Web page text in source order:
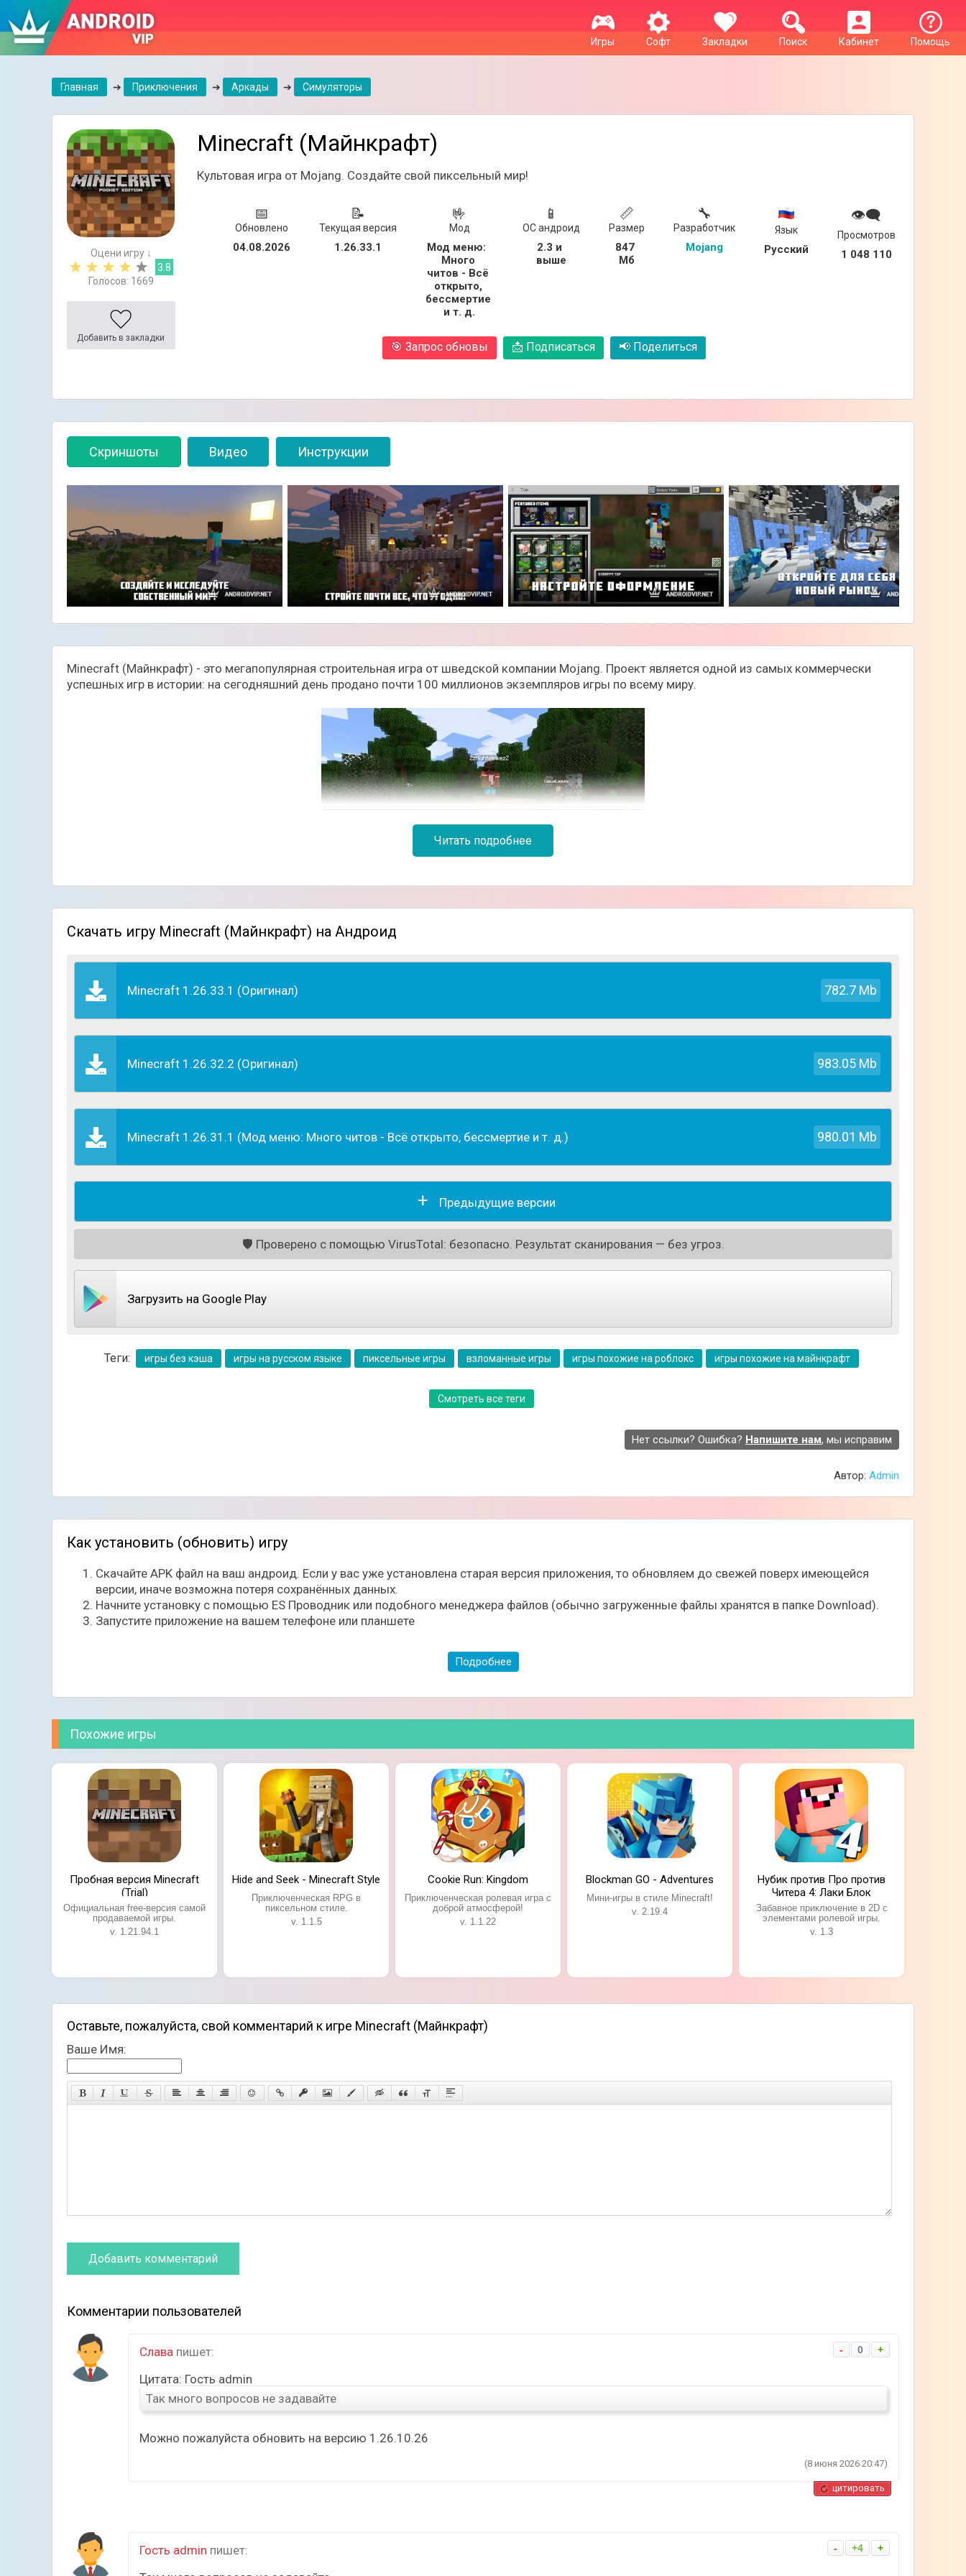
Помощь
Кабинет
Поиск
Закладки
Софт
Игры
Главная ➔ Приключения ➔ Аркады ➔ Симуляторы
Оцени игру ↓
3.8
Голосов: 1669
Добавить в закладки
Minecraft (Майнкрафт)
Культовая игра от Mojang. Создайте свой пиксельный мир!
📅
Обновлено
04.08.2026
📝
Текущая версия
1.26.33.1
🤟
Мод
Мод меню:
Много
читов - Всё
открыто,
бессмертие
и т. д.
📱
ОС андроид
2.3 и
выше
📏
Размер
847
Мб
🔧
Разработчик
Mojang
Язык
Русский
👁‍🗨
Просмотров
1 048 110
🎯 Запрос обновы 📩 Подписаться 📢 Поделиться
Скриншоты Видео Инструкции
👈 👉
Minecraft (Майнкрафт) - это мегапопулярная строительная игра от шведской компании Mojang. Проект является одной из самых коммерчески
успешных игр в истории: на сегодняшний день продано почти 100 миллионов экземпляров игры по всему миру.
Стиль игры называется не иначе, как sandbox («песочница»). В отличие от многих игр для планшетных ПК и сматрфонов, с выстроенными
сюжетно-линейными уровнями (что в какой-то мере лишает геймеров определенной свободы действий), детище Маркуса Перссона перенесет вас
сооружать замки, дома, магистрали, стадионы, мосты, города гигантских масштабов. Каждый блок выполняет свою функцию, имеет свои
свойства. Их можно использовать как в первоначальном виде, так и всячески видоизменять.
В игре представлено два режима – режим Выживания и Архитектора (Survival и Creative). Как в первом, так и во втором режиме основной задачей
геймеров является строительство. Однако в режиме Выживания, помимо основной задачи, необходимо научиться выживать в необитаемом мире:
навыка: крафт, охоту и добычу ресурсов. Режим Архитектора – простой и понятный. Здесь игроки имеют полную свободу действий. Для
постройки объектов, достаточно проявить фантазию, используя имеющийся инвентарь и материалы.
Управлять персонажем можно от первого и от третьего лица. После установки игры в Настройках игрок выбирает существующий мир или
полностью создает свой собственный, новый мир. Управление простое, интуитивное. Можно также играть в режиме мультиплеера через сеть Wi-
Ключевые особенности игры:
Невероятно большой открытый мир;
Игра с другими участниками со всей планеты на специальных серверах;
Читать подробнее
Скачать игру Minecraft (Майнкрафт) на Андроид
Minecraft 1.26.33.1 (Оригинал) 782.7 Mb
Minecraft 1.26.32.2 (Оригинал) 983.05 Mb
Minecraft 1.26.31.1 (Мод меню: Много читов - Всё открыто, бессмертие и т. д.) 980.01 Mb
Предыдущие версии
🛡️ Проверено с помощью VirusTotal: безопасно. Результат сканирования — без угроз.
Загрузить на Google Play
Теги: игры без кэша игры на русском языке пиксельные игры взломанные игры игры похожие на роблокс игры похожие на майнкрафт
Смотреть все теги
Нет ссылки? Ошибка? Напишите нам, мы исправим
Автор: Admin
Как установить (обновить) игру
Скачайте APK файл на ваш андроид. Если у вас уже установлена старая версия приложения, то обновляем до свежей поверх имеющейся
версии, иначе возможна потеря сохранённых данных.
Начните установку с помощью ES Проводник или подобного менеджера файлов (обычно загруженные файлы хранятся в папке Download).
Запустите приложение на вашем телефоне или планшете
Подробнее
Похожие игры
Пробная версия Minecraft
(Trial)
Официальная free-версия самой
продаваемой игры.
v. 1.21.94.1
Hide and Seek - Minecraft Style
Приключенческая RPG в
пиксельном стиле.
v. 1.1.5
Cookie Run: Kingdom
Приключенческая ролевая игра с
доброй атмосферой!
v. 1.1.22
Blockman GO - Adventures
Мини-игры в стиле Minecraft!
v. 2.19.4
Нубик против Про против
Читера 4: Лаки Блок
Забавное приключение в 2D с
элементами ролевой игры.
v. 1.3
Оставьте, пожалуйста, свой комментарий к игре Minecraft (Майнкрафт)
Ваше Имя:
Комментарии пользователей
- 0 +
Слава пишет:
Цитата: Гость admin
Так много вопросов не задавайте
Можно пожалуйста обновить на версию 1.26.10.26
(8 июня 2026 20:47)
цитировать
- +4 +
Гость admin пишет: